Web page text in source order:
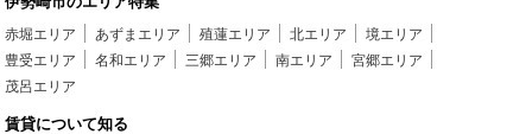
赤堀エリア あずまエリア 殖蓮エリア 北エリア
境エリア
豊受エリア
名和エリア 三郷エリア 南エリア
宮郷エリア
茂呂エリア
賃貸について知る